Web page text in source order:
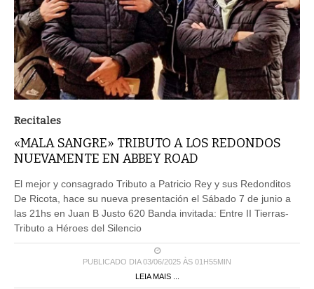
Recitales
«MALA SANGRE» TRIBUTO A LOS REDONDOS
NUEVAMENTE EN ABBEY ROAD
El mejor y consagrado Tributo a Patricio Rey y sus Redonditos
De Ricota, hace su nueva presentación el Sábado 7 de junio a
las 21hs en Juan B Justo 620 Banda invitada: Entre II Tierras-
Tributo a Héroes del Silencio
PUBLICADO DIA 03/06/2025 ÀS 01H55MIN
LEIA MAIS ...